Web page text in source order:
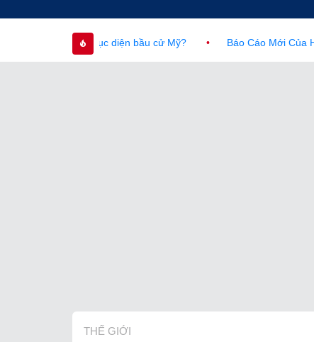
diện bầu cử Mỹ? • Báo Cáo Mới Của Hạ Viện Mỹ Và
THẾ GIỚI